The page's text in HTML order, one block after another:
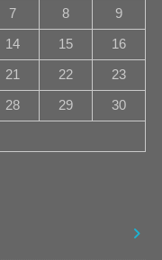
7 8 9
14 15 16
21 22 23
28 29 30